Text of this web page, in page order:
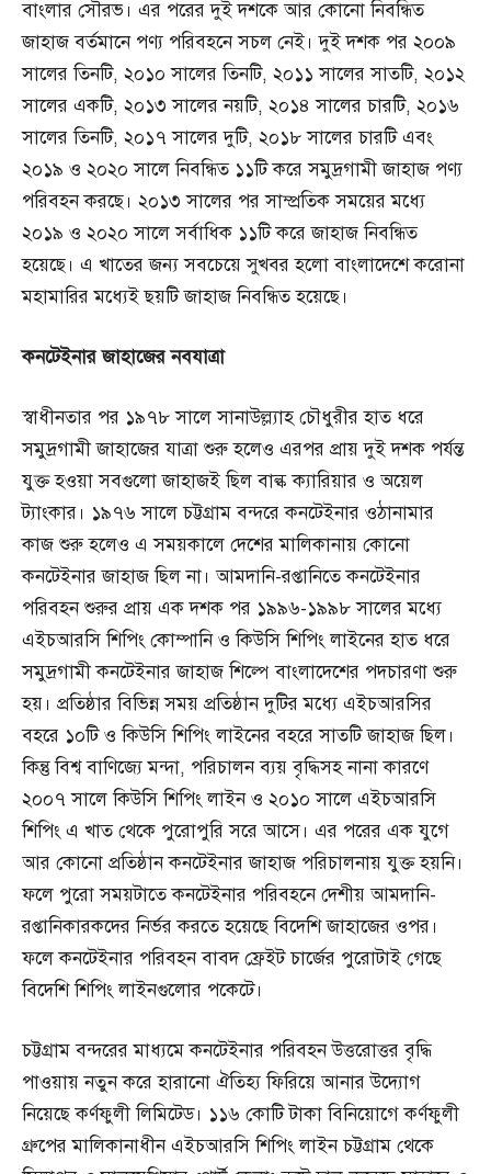
বাংলার সৌরভ। এর পরের দুই দশকে আর কোনো নিবন্ধিত
জাহাজ বর্তমানে পণ্য পরিবহনে সচল নেই। দুই দশক পর ২০০৯
সালের তিনটি, ২০১০ সালের তিনটি, ২০১১ সালের সাতটি, ২০১২
সালের একটি, ২০১৩ সালের নয়টি, ২০১৪ সালের চারটি, ২০১৬
সালের তিনটি, ২০১৭ সালের দুটি, ২০১৮ সালের চারটি এবং
২০১৯ ও ২০২০ সালে নিবন্ধিত ১১টি করে সমুদ্রগামী জাহাজ পণ্য
পরিবহন করছে। ২০১৩ সালের পর সাম্প্রতিক সময়ের মধ্যে
২০১৯ ও ২০২০ সালে সর্বাধিক ১১টি করে জাহাজ নিবন্ধিত
হয়েছে। এ খাতের জন্য সবচেয়ে সুখবর হলো বাংলাদেশে করোনা
মহামারির মধ্যেই ছয়টি জাহাজ নিবন্ধিত হয়েছে।
কনটেইনারজাহাজেরনবযাত্রা
স্বাধীনতার পর ১৯৭৮ সালে সানাউল্ল্যাহ চৌধুরীর হাত ধরে
সমুদ্রগামী জাহাজের যাত্রা শুরু হলেও এরপর প্রায় দুই দশক পর্যন্ত
যুক্ত হওয়া সবগুলো জাহাজই ছিল বাল্ক ক্যারিয়ার ও অয়েল
ট্যাংকার। ১৯৭৬ সালে চট্টগ্রাম বন্দরে কনটেইনার ওঠানামার
কাজ শুরু হলেও এ সময়কালে দেশের মালিকানায় কোনো
কনটেইনার জাহাজ ছিল না। আমদানি-রপ্তানিতে কনটেইনার
পরিবহন শুরুর প্রায় এক দশক পর ১৯৯৬-১৯৯৮ সালের মধ্যে
এইচআরসি শিপিং কোম্পানি ও কিউসি শিপিং লাইনের হাত ধরে
সমুদ্রগামী কনটেইনার জাহাজ শিল্পে বাংলাদেশের পদচারণা শুরু
হয়। প্রতিষ্ঠার বিভিন্ন সময় প্রতিষ্ঠান দুটির মধ্যে এইচআরসির
বহরে ১০টি ও কিউসি শিপিং লাইনের বহরে সাতটি জাহাজ ছিল।
কিন্তু বিশ্ব বাণিজ্যে মন্দা, পরিচালন ব্যয় বৃদ্ধিসহ নানা কারণে
২০০৭ সালে কিউসি শিপিং লাইন ও ২০১০ সালে এইচআরসি
শিপিং এ খাত থেকে পুরোপুরি সরে আসে। এর পরের এক যুগে
আর কোনো প্রতিষ্ঠান কনটেইনার জাহাজ পরিচালনায় যুক্ত হয়নি।
ফলে পুরো সময়টাতে কনটেইনার পরিবহনে দেশীয় আমদানি-
রপ্তানিকারকদের নির্ভর করতে হয়েছে বিদেশি জাহাজের ওপর।
ফলে কনটেইনার পরিবহন বাবদ ফ্রেইট চার্জের পুরোটাই গেছে
বিদেশি শিপিং লাইনগুলোর পকেটে।
চট্টগ্রাম বন্দরের মাধ্যমে কনটেইনার পরিবহন উত্তরোত্তর বৃদ্ধি
পাওয়ায় নতুন করে হারানো ঐতিহ্য ফিরিয়ে আনার উদ্যোগ
নিয়েছে কর্ণফুলী লিমিটেড। ১১৬ কোটি টাকা বিনিয়োগে কর্ণফুলী
গ্রুপের মালিকানাধীন এইচআরসি শিপিং লাইন চট্টগ্রাম থেকে